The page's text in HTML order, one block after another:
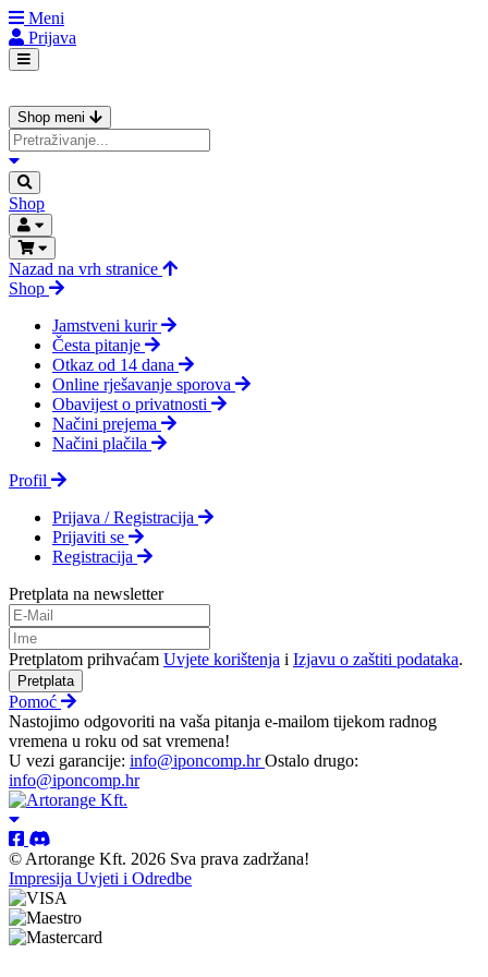
Meni
Prijava
Shop meni
Shop
Nazad na vrh stranice
Shop
Jamstveni kurir
Česta pitanje
Otkaz od 14 dana
Online rješavanje sporova
Obavijest o privatnosti
Načini prejema
Načini plačila
Profil
Prijava / Registracija
Prijaviti se
Registracija
Pretplata na newsletter
Pretplatom prihvaćam Uvjete korištenja i Izjavu o zaštiti podataka.
Pretplata
Pomoć
Nastojimo odgovoriti na vaša pitanja e-mailom tijekom radnog
vremena u roku od sat vremena!
U vezi garancije: info@iponcomp.hrOstalo drugo:
info@iponcomp.hr
© Artorange Kft. 2026 Sva prava zadržana!
Impresija Uvjeti i Odredbe